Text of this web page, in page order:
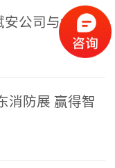
安公司与金科
合作协议
消防展 赢得智